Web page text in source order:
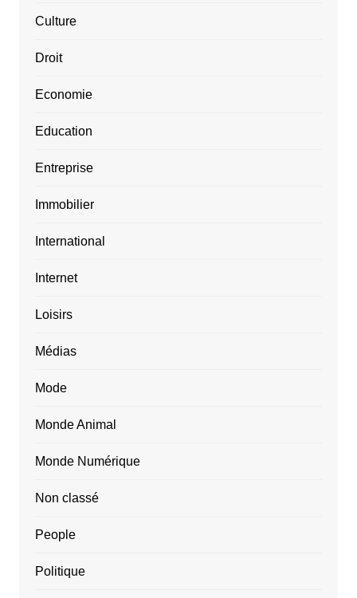
Culture
Droit
Economie
Education
Entreprise
Immobilier
International
Internet
Loisirs
Médias
Mode
Monde Animal
Monde Numérique
Non classé
People
Politique